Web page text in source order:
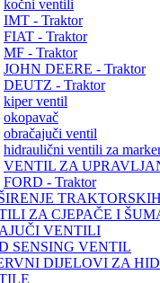
kočni ventili
IMT - Traktor
FIAT - Traktor
MF - Traktor
JOHN DEERE - Traktor
DEUTZ - Traktor
kiper ventil
okopavač
obračajuči ventil
hidraulični ventili za
VENTIL ZA
FORD - Traktor
ZA CJEPAČE I
VENTILI
SENSING VENTIL
DIJELOVI ZA